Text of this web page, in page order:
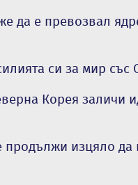
да е превозвал
си за мир със
Корея заличи
изцяло да